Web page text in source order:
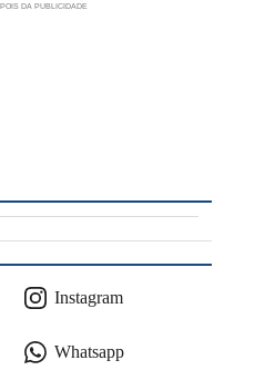
Instagram
Whatsapp